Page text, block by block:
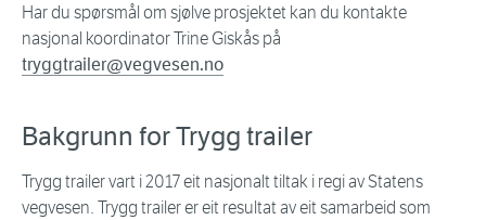
Har du spørsmål om sjølve prosjektet kan du kontakte
nasjonal koordinator Trine Giskås på
tryggtrailer@vegvesen.no
Bakgrunn for Trygg trailer
Trygg trailer vart i 2017 eit nasjonalt tiltak i regi av Statens
vegvesen. Trygg trailer er eit resultat av eit samarbeid som